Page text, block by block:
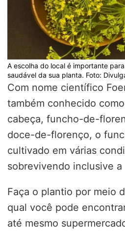
A escolha do local é importante
saudável da sua planta. Foto:
Com nome científico
também conhecido
cabeça, funcho-de-
doce-de-florenço, o
cultivado em várias
sobrevivendo inclusive a
Faça o plantio por meio
qual você pode
até mesmo